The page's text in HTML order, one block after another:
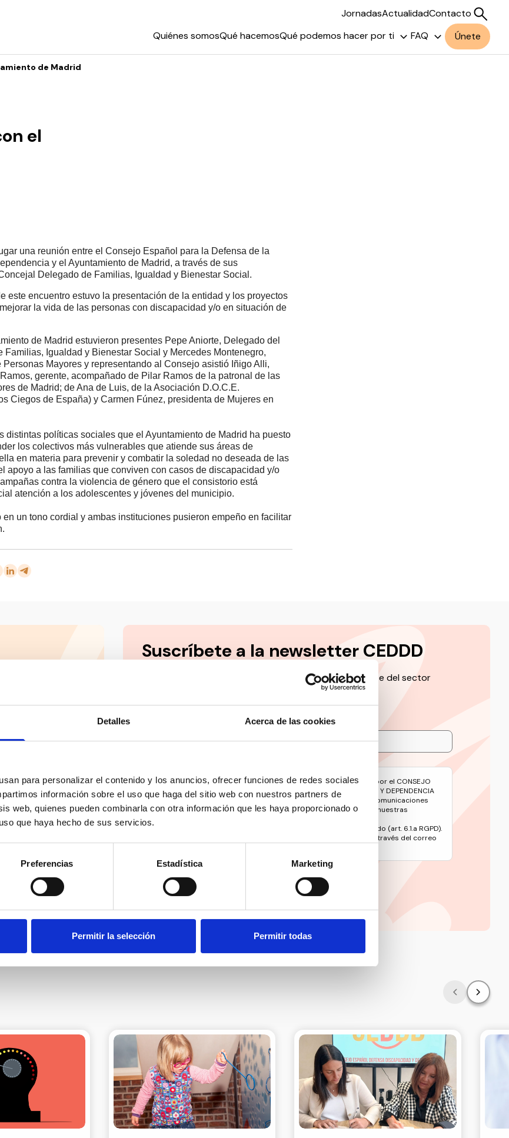
Detalles Acerca de las cookies
para personalizar el contenido y los anuncios, ofrecer funciones de redes sociales
información sobre el uso que haga del sitio web con nuestros partners de
web, quienes pueden combinarla con otra información que les haya proporcionado o
que haya hecho de sus servicios.
Preferencias Estadística Marketing
Permitir la selección Permitir todas
JornadasActualidadContacto
Quiénes somosQué hacemosQué podemos hacer por ti FAQ Únete
de Madrid
el
una reunión entre el Consejo Español para la Defensa de la
y el Ayuntamiento de Madrid, a través de sus
Delegado de Familias, Igualdad y Bienestar Social.
este encuentro estuvo la presentación de la entidad y los proyectos
la vida de las personas con discapacidad y/o en situación de
de Madrid estuvieron presentes Pepe Aniorte, Delegado del
Familias, Igualdad y Bienestar Social y Mercedes Montenegro,
Personas Mayores y representando al Consejo asistió Iñigo Alli,
gerente, acompañado de Pilar Ramos de la patronal de las
de Madrid; de Ana de Luis, de la Asociación D.O.C.E.
Ciegos de España) y Carmen Fúnez, presidenta de Mujeres en
distintas políticas sociales que el Ayuntamiento de Madrid ha puesto
los colectivos más vulnerables que atiende sus áreas de
en materia para prevenir y combatir la soledad no deseada de las
apoyo a las familias que conviven con casos de discapacidad y/o
contra la violencia de género que el consistorio está
atención a los adolescentes y jóvenes del municipio.
en un tono cordial y ambas instituciones pusieron empeño en facilitar
más en
Suscríbete a la newsletter CEDDD
Mantente siempre al día de la información más relevante del sector
Los datos facilitados a través de este formulario serán tratados por el CONSEJO
ESPAÑOL PARA LA DEFENSA DE LAS PERSONAS CON DISCAPACIDAD Y DEPENDENCIA
(CEDDD), con la finalidad de gestionar su suscripción y remitirle comunicaciones
informativas, novedades, noticias y contenidos relacionados con nuestras
La base jurídica del tratamiento es el consentimiento del interesado (art. 6.1.a RGPD).
Puede ejercer sus derechos en materia de protección de datos a través del correo
He leído y acepto las
políticas de privacidad